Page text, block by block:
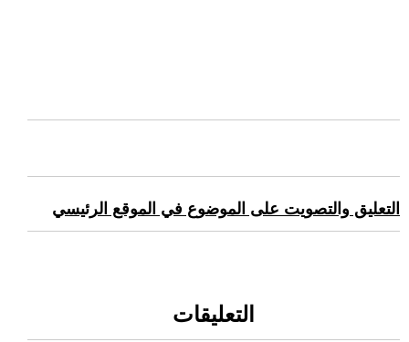
التعليق والتصويت على الموضوع في الموقع الرئيسي
التعليقات